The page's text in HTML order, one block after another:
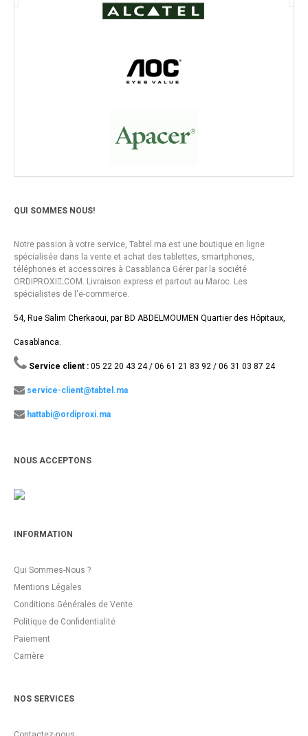
QUI SOMMES NOUS!
Notre passion à votre service, Tabtel.ma est une boutique en ligne
spécialisée dans la vente et achat des tablettes, smartphones,
téléphones et accessoires à Casablanca Gérer par la société
ORDIPROXI.ِCOM. Livraison express et partout au Maroc. Les
spécialistes de l'e-commerce.
54, Rue Salim Cherkaoui, par BD ABDELMOUMEN Quartier des Hôpitaux,
Casablanca.
Service client : 05 22 20 43 24 / 06 61 21 83 92 / 06 31 03 87 24
service-client@tabtel.ma
hattabi@ordiproxi.ma
NOUS ACCEPTONS
INFORMATION
Qui Sommes-Nous ?
Mentions Légales
Conditions Générales de Vente
Politique de Confidentialité
Paiement
Carrière
NOS SERVICES